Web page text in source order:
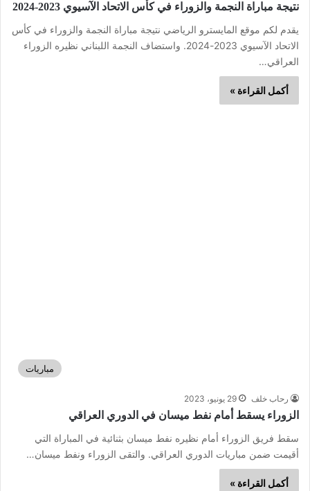
نتيجة مباراة النجمة والزوراء في كأس الاتحاد الآسيوي 2023-2024
يقدم لكم موقع المايسترو الرياضي نتيجة مباراة النجمة والزوراء في كأس
الاتحاد الآسيوي 2023-2024. واستضاف النجمة اللبناني نظيره الزوراء
العراقي…
أكمل القراءة »
مباريات
رحاب خلف 29 يونيو، 2023
الزوراء يسقط أمام نفط ميسان في الدوري العراقي
سقط فريق الزوراء أمام نظيره نفط ميسان بثنائية في المباراة التي
أقيمت ضمن مباريات الدوري العراقي. والتقى الزوراء ونفط ميسان…
أكمل القراءة »